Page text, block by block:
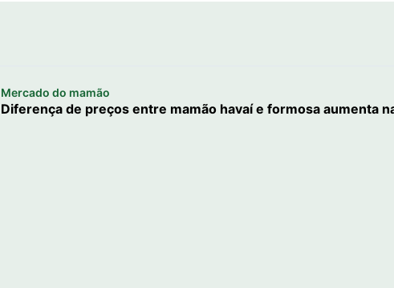
Mercado do mamão
Diferença de preços entre mamão havaí e formosa aumenta